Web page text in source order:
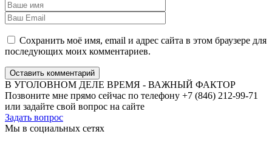
Сохранить моё имя, email и адрес сайта в этом браузере для
последующих моих комментариев.
Оставить комментарий
В УГОЛОВНОМ ДЕЛЕ ВРЕМЯ - ВАЖНЫЙ ФАКТОР
Позвоните мне прямо сейчас по телефону +7 (846) 212-99-71
или задайте свой вопрос на сайте
Задать вопрос
Мы в социальных сетях